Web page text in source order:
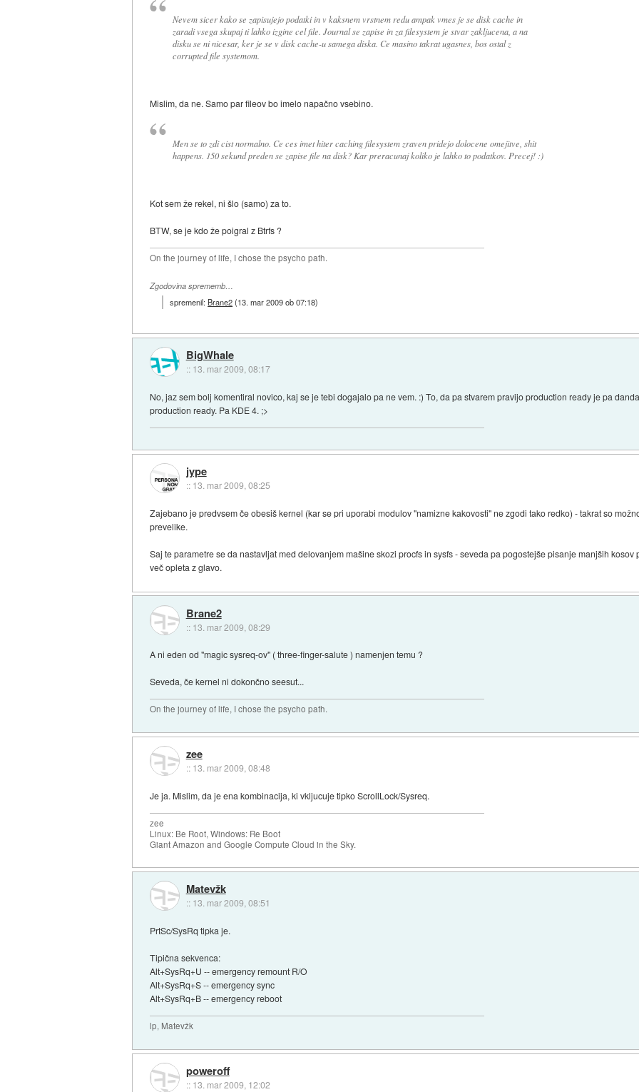
Nevem sicer kako se zapisujejo podatki in v kaksnem vrstnem redu ampak vmes je se disk cache in
zaradi vsega skupaj ti lahko izgine cel file. Journal se zapise in za filesystem je stvar zakljucena, a na
disku se ni nicesar, ker je se v disk cache-u samega diska. Ce masino takrat ugasnes, bos ostal z
corrupted file systemom.
Mislim, da ne. Samo par fileov bo imelo napačno vsebino.
Men se to zdi cist normalno. Ce ces imet hiter caching filesystem zraven pridejo dolocene omejitve, shit
happens. 150 sekund preden se zapise file na disk? Kar preracunaj koliko je lahko to podatkov. Precej! :)
Kot sem že rekel, ni šlo (samo) za to.
BTW, se je kdo že poigral z Btrfs ?
On the journey of life, I chose the psycho path.
Zgodovina sprememb…
spremenil:Brane2(13. mar 2009 ob 07:18)
BigWhale
:: 13. mar 2009, 08:17
No, jaz sem bolj komentiral novico, kaj se je tebi dogajalo pa ne vem. :) To, da pa stvarem pravijo production ready je pa
production ready. Pa KDE 4. ;>
jype
:: 13. mar 2009, 08:25
Zajebano je predvsem če obesiš kernel (kar se pri uporabi modulov "namizne kakovosti" ne zgodi tako redko) - takrat so
prevelike.
Saj te parametre se da nastavljat med delovanjem mašine skozi procfs in sysfs - seveda pa pogostejše pisanje manjših
več opleta z glavo.
Brane2
:: 13. mar 2009, 08:29
A ni eden od "magic sysreq-ov" ( three-finger-salute ) namenjen temu ?
Seveda, če kernel ni dokončno seesut...
On the journey of life, I chose the psycho path.
zee
:: 13. mar 2009, 08:48
Je ja. Mislim, da je ena kombinacija, ki vkljucuje tipko ScrollLock/Sysreq.
zee
Linux: Be Root, Windows: Re Boot
Giant Amazon and Google Compute Cloud in the Sky.
Matevžk
:: 13. mar 2009, 08:51
PrtSc/SysRq tipka je.
Tipična sekvenca:
Alt+SysRq+U -- emergency remount R/O
Alt+SysRq+S -- emergency sync
Alt+SysRq+B -- emergency reboot
lp, Matevžk
poweroff
:: 13. mar 2009, 12:02